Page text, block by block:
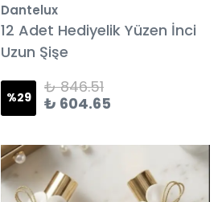
Dantelux
12 Adet Hediyelik Yüzen İnci
Uzun Şişe
%29
₺ 846.51
₺ 604.65